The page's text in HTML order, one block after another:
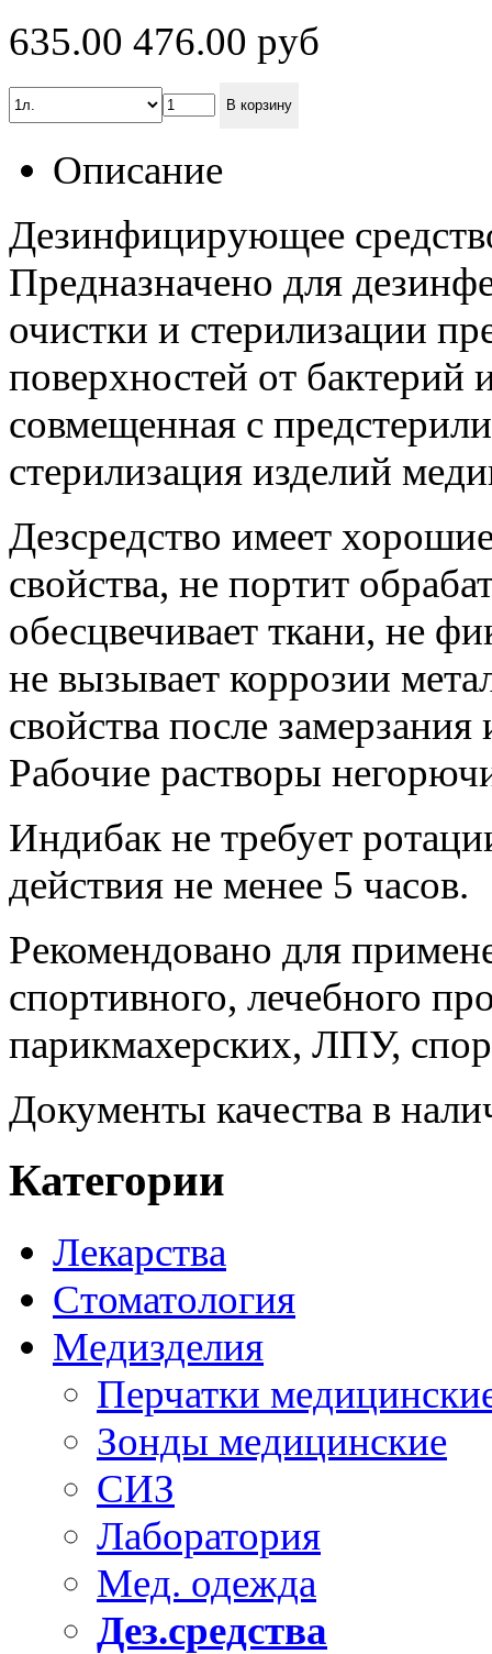
635.00 476.00 руб
В корзину
Описание
Дезинфицирующее
Предназначено для
очистки и стерилизации
поверхностей от бактерий
совмещенная с
стерилизация изделий
Дезсредство имеет
свойства, не портит
обесцвечивает ткани, не
не вызывает коррозии
свойства после
Рабочие растворы
Индибак не требует
действия не менее 5 часов.
Рекомендовано для
спортивного, лечебного
парикмахерских, ЛПУ,
Документы качества в
Категории
Лекарства
Стоматология
Медизделия
Перчатки
Зонды медицинские
СИЗ
Лаборатория
Мед. одежда
Дез.средства